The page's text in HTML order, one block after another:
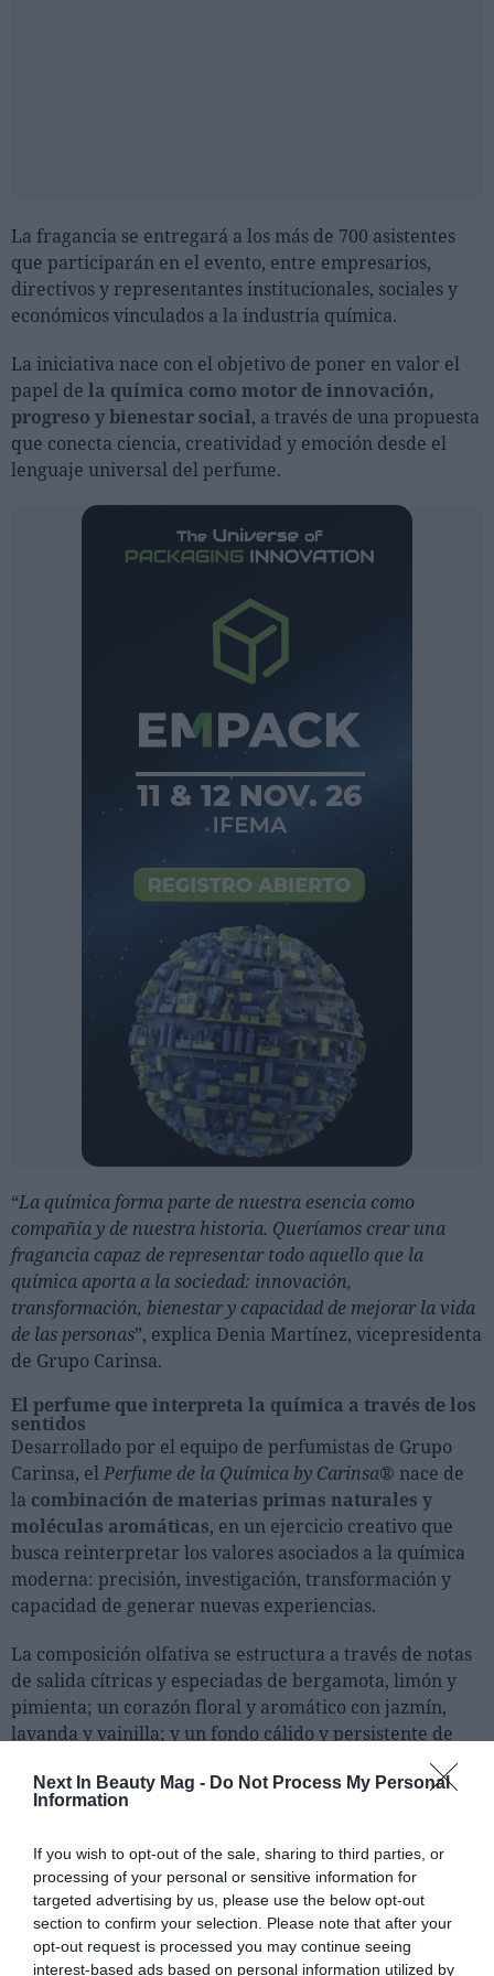
Next In Beauty Mag - Do Not Process My Personal
Information
If you wish to opt-out of the sale, sharing to third parties, or
processing of your personal or sensitive information for
targeted advertising by us, please use the below opt-out
section to confirm your selection. Please note that after your
opt-out request is processed you may continue seeing
interest-based ads based on personal information utilized by
La fragancia se entregará a los más de 700 asistentes
que participarán en el evento, entre empresarios,
directivos y representantes institucionales, sociales y
económicos vinculados a la industria química.
La iniciativa nace con el objetivo de poner en valor el
papel de la química como motor de innovación,
progreso y bienestar social, a través de una propuesta
que conecta ciencia, creatividad y emoción desde el
lenguaje universal del perfume.
“La química forma parte de nuestra esencia como
compañía y de nuestra historia. Queríamos crear una
fragancia capaz de representar todo aquello que la
química aporta a la sociedad: innovación,
transformación, bienestar y capacidad de mejorar la vida
de las personas”, explica Denia Martínez, vicepresidenta
de Grupo Carinsa.
El perfume que interpreta la química a través de los
sentidos
Desarrollado por el equipo de perfumistas de Grupo
Carinsa, elPerfume de la Química by Carinsa® nace de
la combinación de materias primas naturales y
moléculas aromáticas, en un ejercicio creativo que
busca reinterpretar los valores asociados a la química
moderna: precisión, investigación, transformación y
capacidad de generar nuevas experiencias.
La composición olfativa se estructura a través de notas
de salida cítricas y especiadas de bergamota, limón y
pimienta; un corazón floral y aromático con jazmín,
lavanda y vainilla; y un fondo cálido y persistente de
Con este perfume hemos querido traducir conceptos
perfume representa una fase de ese proceso de
investigación y transformación que forma parte de
nuestra manera de entender la innovación,
aflorando las esencias y la química, que son
invisibles, pero crean conexiones muy reales”, señala